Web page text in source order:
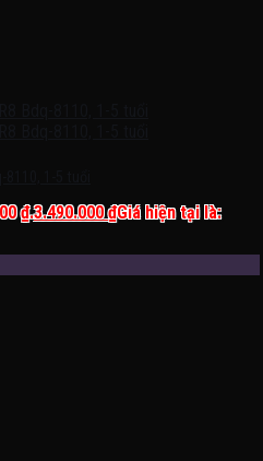
₫.3.490.000₫Giá hiện tại là: